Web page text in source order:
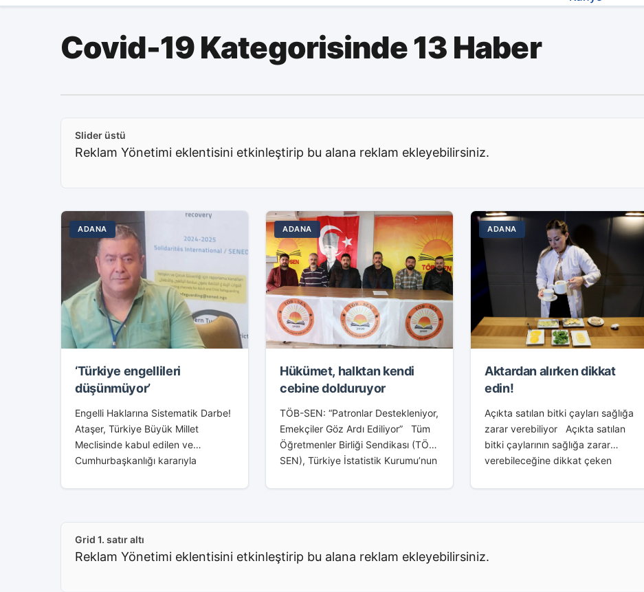
Covid-19 Kategorisinde 13 Haber
Slider üstü
Reklam Yönetimi eklentisini etkinleştirip bu alana reklam ekleyebilirsiniz.
ADANA
‘Türkiye engellileri
düşünmüyor’
Engelli Haklarına Sistematik Darbe!
Ataşer, Türkiye Büyük Millet
Meclisinde kabul edilen ve
Cumhurbaşkanlığı kararıyla
değişikliklerin kabul edilemez
talep ettiklerini dile getirdi. Yeni...
ADANA
Hükümet, halktan kendi
cebine dolduruyor
TÖB-SEN: “Patronlar Destekleniyor,
Emekçiler Göz Ardı Ediliyor” Tüm
Öğretmenler Birliği Sendikası (TÖB-
SEN), Türkiye İstatistik Kurumu’nun
gerisinde kalan asgari ücret artışına
ADANA
Aktardan alırken dikkat
edin!
Açıkta satılan bitki çayları sağlığa
zarar verebiliyor Açıkta satılan
bitki çaylarının sağlığa zarar
verebileceğine dikkat çeken
“Aktarlarda açıkta satılan bitki
sağlığa...
Grid 1. satır altı
Reklam Yönetimi eklentisini etkinleştirip bu alana reklam ekleyebilirsiniz.